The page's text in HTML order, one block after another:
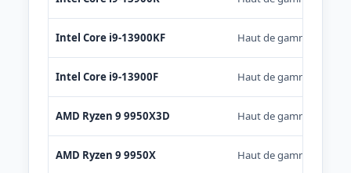
Intel Core i9-13900KF Haut de gamme
Intel Core i9-13900F Haut de gamme
AMD Ryzen 9 9950X3D Haut de gamme
AMD Ryzen 9 9950X Haut de gamme